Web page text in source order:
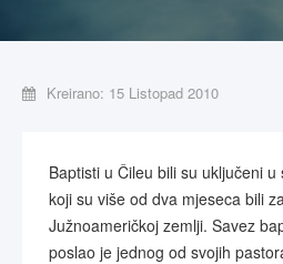
Kreirano: 15 Listopad 2010
Baptisti u Čileu bili su uključeni
koji su više od dva mjeseca bili
Južnoameričkoj zemlji. Savez
poslao je jednog od svojih